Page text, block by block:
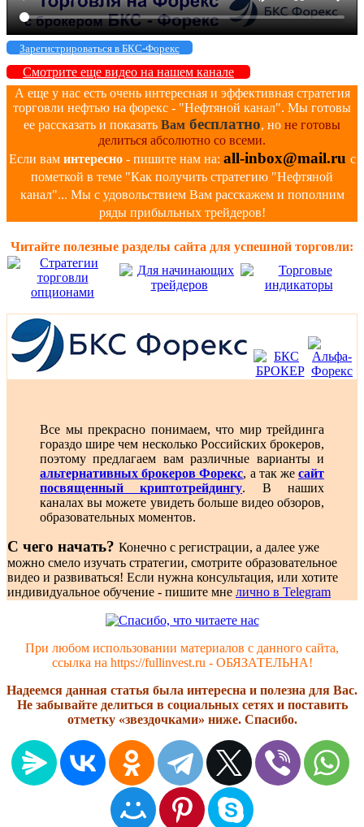
Зарегистрироваться в БКС-Форекс
Смотрите еще видео на нашем канале
А еще у нас есть очень интересная и эффективная стратегия
торговли нефтью на форекс - "Нефтяной канал". Мы готовы
ее рассказать и показать Вам бесплатно, но не готовы
делиться абсолютно со всеми.
Если вам интересно- пишите нам на: all-inbox@mail.ru с
пометкой в теме "Как получить стратегию "Нефтяной
канал"... Мы с удовольствием Вам расскажем и пополним
ряды прибыльных трейдеров!
Читайте полезные разделы сайта для успешной торговли:
Все мы прекрасно понимаем, что мир трейдинга
гораздо шире чем несколько Российских брокеров,
поэтому предлагаем вам различные варианты и
альтернативных брокеров Форекс, а так жесайт
посвященный криптотрейдингу. В наших
каналах вы можете увидеть больше видео обзоров,
образовательных моментов.
С чего начать? Конечно с регистрации, а далее уже
можно смело изучать стратегии, смотрите образовательное
видео и развиваться! Если нужна консультация, или хотите
индивидуальное обучение - пишите мне лично в Telegram
При любом использовании материалов с данного сайта,
ссылка на https://fullinvest.ru - ОБЯЗАТЕЛЬНА!
Надеемся данная статья была интересна и полезна для Вас.
Не забывайте делиться в социальных сетях и поставить
отметку «звездочками» ниже. Спасибо.